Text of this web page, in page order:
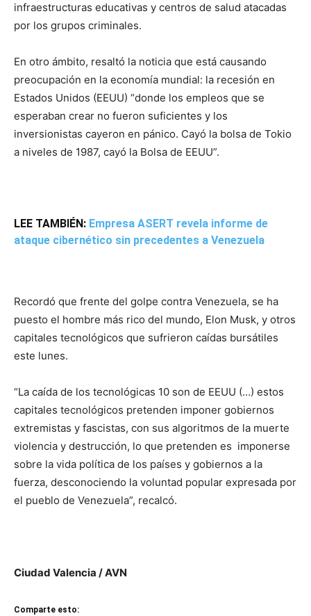
infraestructuras educativas y centros de salud atacadas
por los grupos criminales.
En otro ámbito, resaltó la noticia que está causando
preocupación en la economía mundial: la recesión en
Estados Unidos (EEUU) “donde los empleos que se
esperaban crear no fueron suficientes y los
inversionistas cayeron en pánico. Cayó la bolsa de Tokio
a niveles de 1987, cayó la Bolsa de EEUU”.
LEE TAMBIÉN: Empresa ASERT revela informe de
ataque cibernético sin precedentes a Venezuela
Recordó que frente del golpe contra Venezuela, se ha
puesto el hombre más rico del mundo, Elon Musk, y otros
capitales tecnológicos que sufrieron caídas bursátiles
este lunes.
“La caída de los tecnológicas 10 son de EEUU (…) estos
capitales tecnológicos pretenden imponer gobiernos
extremistas y fascistas, con sus algoritmos de la muerte
violencia y destrucción, lo que pretenden es imponerse
sobre la vida política de los países y gobiernos a la
fuerza, desconociendo la voluntad popular expresada por
el pueblo de Venezuela”, recalcó.
Ciudad Valencia / AVN
Comparte esto: